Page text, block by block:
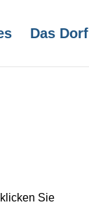
Das Dorf
Sie